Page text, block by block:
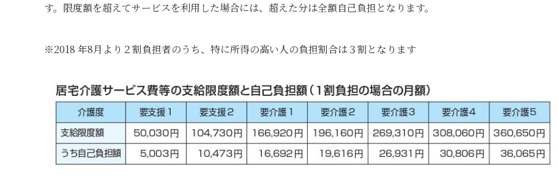
す。限度額を超えてサービスを利用した場合には、超えた分は全額自己負担となります。
※2018 年8月より２割負担者のうち、特に所得の高い人の負担割合は３割となります